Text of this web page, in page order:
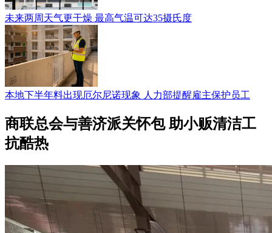
未来两周天气更干燥 最高气温可达35摄氏度
本地下半年料出现厄尔尼诺现象 人力部提醒雇主保护员工
商联总会与善济派关怀包 助小贩清洁工
抗酷热